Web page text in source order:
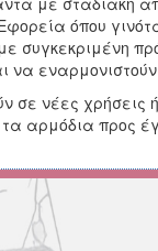
όπου
συγκεκριμένη
να
σε νέες χρήσεις
αρμόδια προς